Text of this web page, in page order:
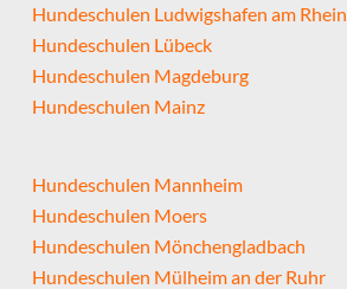
Hundeschulen Ludwigshafen am Rhein
Hundeschulen Lübeck
Hundeschulen Magdeburg
Hundeschulen Mainz
Hundeschulen Mannheim
Hundeschulen Moers
Hundeschulen Mönchengladbach
Hundeschulen Mülheim an der Ruhr